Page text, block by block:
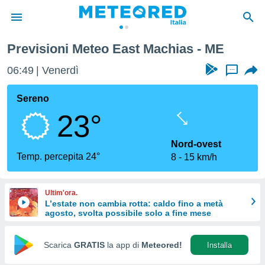
di
per
le
di
Web
Previsioni Meteo East Machias - ME
06:49 Venerdì ...
Sereno
23°
Temp. percepita 24°
Nord-ovest
8
15 km/h
Ultim'ora.
L’estate non cambia rotta: caldo fino a metà
agosto, svolta possibile solo a fine mese
Scarica GRATIS la app di Meteored! Installa